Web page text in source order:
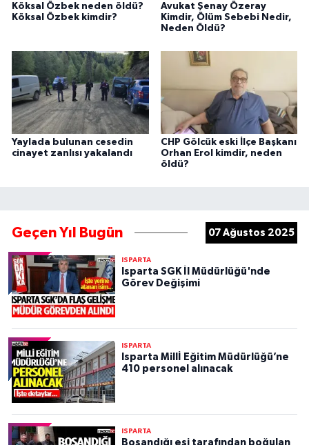
Köksal Özbek neden öldü?
Köksal Özbek kimdir?
Avukat Şenay Özeray
Kimdir, Ölüm Sebebi Nedir,
Neden Öldü?
Yaylada bulunan cesedin
cinayet zanlısı yakalandı
CHP Gölcük eski İlçe Başkanı
Orhan Erol kimdir, neden
öldü?
Geçen Yıl Bugün 07 Ağustos 2025
ISPARTA
Isparta SGK İl Müdürlüğü'nde
Görev Değişimi
ISPARTA
Isparta Millİ Eğitim Müdürlüğü’ne
410 personel alınacak
ISPARTA
Boşandığı eşi tarafından boğulan